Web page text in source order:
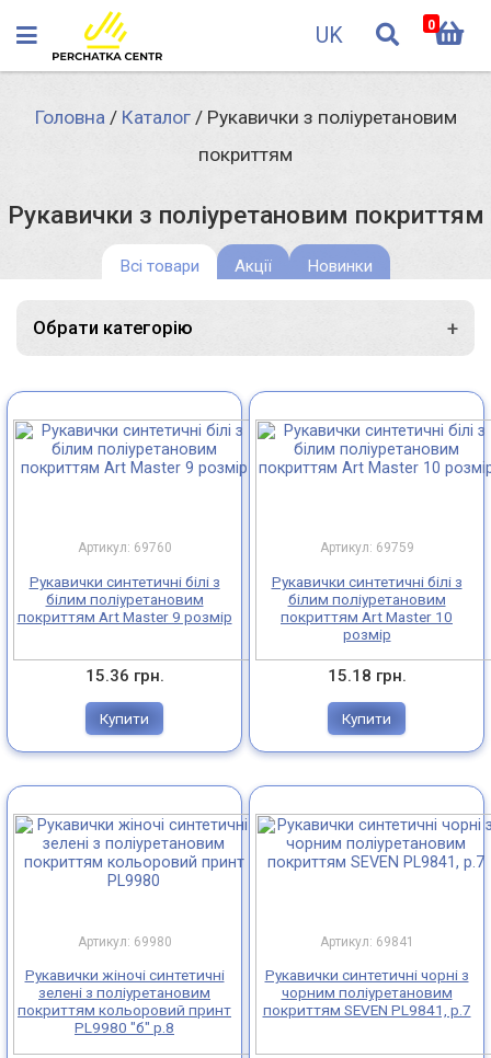
UK 0
Головна/ Каталог/ Рукавички з поліуретановим
покриттям
Рукавички з поліуретановим покриттям
Всі товари Акції Новинки
Обрати категорію +
Трикотажні рукавички з ПВХ нанесенням
Трикотажні рукавички без ПВХ нанесення
Рукавички з поліуретановим покриттям
Маслобензостійкі (МБС) рукавички
Кислолугостійкі (КЛС) рукавички
Рукавички для захисту рук від порізів
Шкіряні/спілкові рукавички
Медичні рукавички
Артикул: 69760
Рукавички синтетичні білі з
білим поліуретановим
покриттям Art Master 9 розмір
15.36 грн.
Купити
Артикул: 69759
Рукавички синтетичні білі з
білим поліуретановим
покриттям Art Master 10
розмір
15.18 грн.
Купити
Артикул: 69980
Рукавички жіночі синтетичні
зелені з поліуретановим
покриттям кольоровий принт
PL9980 "б" р.8
Артикул: 69841
Рукавички синтетичні чорні з
чорним поліуретановим
покриттям SEVEN PL9841, р.7